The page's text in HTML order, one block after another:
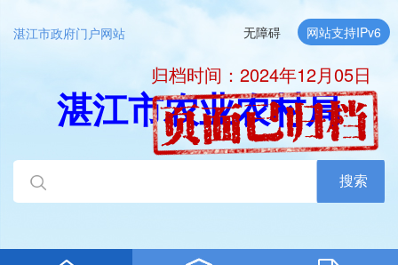
归档时间：2024年12月05日
湛江市政府门户网站 无障碍 网站支持IPv6
湛江市农业农村局
搜索